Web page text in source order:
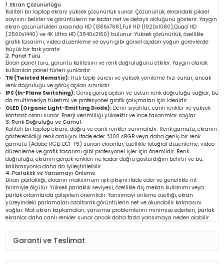
1. Ekran Çözünürlüğü
Kaliteli bir laptop ekranı yüksek çözünürlük sunar. Çözünürlük, ekrandaki piksel
sayısını belirler ve görüntülerin ne kadar net ve detaylı olduğunu gösterir. Yaygın
ekran çözünürlükleri arasında HD (1366x768),Full HD (1920x1080),Quad HD
(2560x1440) ve 4K Ultra HD (3840x2160) bulunur. Yüksek çözünürlük, özellikle
grafik tasarımı, video düzenleme ve oyun gibi görsel açıdan yoğun görevlerde
büyük bir fark yaratır.
2. Panel Türü
Ekran panel türü, görüntü kalitesini ve renk doğruluğunu etkiler. Yaygın olarak
kullanılan panel türleri şunlardır:
TN (Twisted Nematic): Hızlı tepki süresi ve yüksek yenileme hızı sunar, ancak
renk doğruluğu ve görüş açıları sınırlıdır.
IPS (In-Plane Switching): Geniş görüş açıları ve üstün renk doğruluğu sağlar, bu
da multimedya tüketimi ve profesyonel grafik çalışmaları için idealdir.
OLED (Organic Light-Emitting Diode): Derin siyahlar, canlı renkler ve yüksek
kontrast oranı sunar. Enerji verimliliği yüksektir ve ince tasarımlar sağlar.
3. Renk Doğruluğu ve Gamut
Kaliteli bir laptop ekranı, doğru ve canlı renkler sunmalıdır. Renk gamutu, ekranın
gösterebildiği renk aralığını ifade eder. %100 sRGB veya daha geniş bir renk
gamutu (Adobe RGB, DCI-P3) sunan ekranlar, özellikle fotoğraf düzenleme, video
düzenleme ve grafik tasarımı gibi profesyonel işler için önemlidir. Renk
doğruluğu, ekranın gerçek renkleri ne kadar doğru gösterdiğini belirtir ve bu,
kalibrasyonla daha da iyileştirilebilir.
4. Parlaklık ve Yansımayı Önleme
Ekran parlaklığı, ekranın maksimum ışık çıkışını ifade eder ve genellikle nit
birimiyle ölçülür. Yüksek parlaklık seviyesi, özellikle dış mekan kullanımı veya
parlak ortamlarda çalışırken önemlidir. Yansımayı önleme özelliği, ekran
yüzeyindeki parlamaları azaltarak görüntülerin net ve okunabilir kalmasını
sağlar. Mat ekran kaplamaları, yansıma problemlerini minimize ederken, parlak
ekranlar daha canlı renkler sunar ancak daha fazla yansımaya neden olabilir.
Garanti ve Teslimat